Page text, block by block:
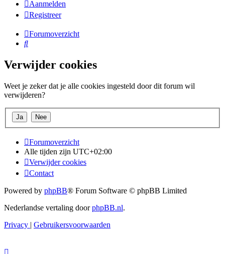
Aanmelden
Registreer
Forumoverzicht
Zoek
Verwijder cookies
Weet je zeker dat je alle cookies ingesteld door dit forum wil
verwijderen?
Forumoverzicht
Alle tijden zijn UTC+02:00
Verwijder cookies
Contact
Powered by phpBB® Forum Software © phpBB Limited
Nederlandse vertaling doorphpBB.nl.
Privacy | Gebruikersvoorwaarden